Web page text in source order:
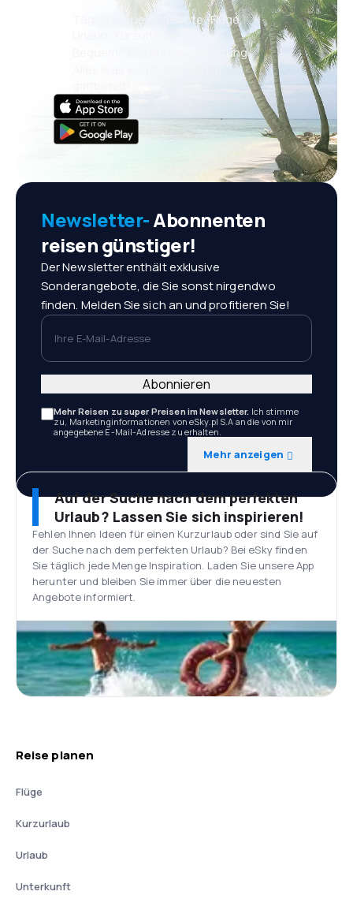
Täglich neue Angebote: Flüge,
Bequeme Buchungsverwaltung
Newsletter-Abonnenten
reisen günstiger!
Der Newsletter enthält exklusive
Sonderangebote, die Sie sonst nirgendwo
finden. Melden Sie sich an und profitieren Sie!
Ihre E-Mail-Adresse
Mehr Reisen zu super Preisen im Newsletter. Ich stimme
zu, Marketinginformationen von eSky.pl S.A an die von mir
angegebene E-Mail-Adresse zu erhalten.
Mehr anzeigen
Abonnieren
Auf der Suche nach dem perfekten
Urlaub? Lassen Sie sich inspirieren!
Fehlen Ihnen Ideen für einen Kurzurlaub oder sind Sie auf
der Suche nach dem perfekten Urlaub? Bei eSky finden
Sie täglich jede Menge Inspiration. Laden Sie unsere App
herunter und bleiben Sie immer über die neuesten
Angebote informiert.
Reise planen
Flüge
Kurzurlaub
Urlaub
Unterkunft